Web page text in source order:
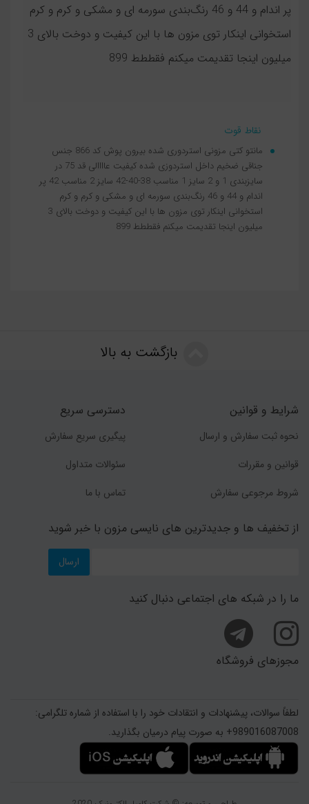
پر اندام و 44 و 46 رنگ‌بندی سورمه ای و مشکی و کرم و کرم
استخوانی اینکار توی مزون ها با این کیفیت و دوخت بالای 3
میلیون اینجا تقدیمت میکنم فقططط 899
نقاط قوت
مانتو کتی مزونی استردوری شده بیرون پوش کد 866 جنس
جناقی ضخیم داخل استردوزی شده کیفیت عاااالی قد 75 در
سایزبندی 1 و 2 سایز 1 مناسب 38-40-42 سایز 2 مناسب 42 پر
اندام و 44 و 46 رنگ‌بندی سورمه ای و مشکی و کرم و کرم
استخوانی اینکار توی مزون ها با این کیفیت و دوخت بالای 3
میلیون اینجا تقدیمت میکنم فقططط 899
بازگشت به بالا
شرایط و قوانین
نحوه ثبت سفارش و ارسال
قوانین و مقررات
شروط مرجوعی سفارش
دسترسی سریع
پیگیری سریع سفارش
سئوالات متداول
تماس با ما
از تخفیف ها و جدیدترین های نایسی مزون با خبر شوید
ارسال
ما را در شبکه های اجتماعی دنبال کنید
مجوزهای فروشگاه
لطفاً سوالات، پیشنهادات و انتقادات خود را با استفاده از شماره تلگرامی:
989016087008+ به صورت پیام درمیان بگذارید.